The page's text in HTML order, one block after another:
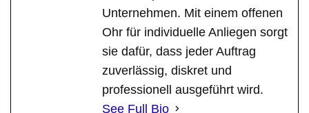
Unternehmen. Mit einem offenen
Ohr für individuelle Anliegen sorgt
sie dafür, dass jeder Auftrag
zuverlässig, diskret und
professionell ausgeführt wird.
See Full Bio